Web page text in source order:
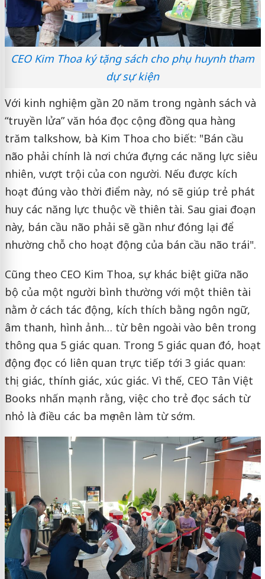
CEO Kim Thoa ký tặng sách cho phụ huynh tham
dự sự kiện
Với kinh nghiệm gần 20 năm trong ngành sách và
“truyền lửa” văn hóa đọc cộng đồng qua hàng
trăm talkshow, bà Kim Thoa cho biết: "Bán cầu
não phải chính là nơi chứa đựng các năng lực siêu
nhiên, vượt trội của con người. Nếu được kích
hoạt đúng vào thời điểm này, nó sẽ giúp trẻ phát
huy các năng lực thuộc về thiên tài. Sau giai đoạn
này, bán cầu não phải sẽ gần như đóng lại để
nhường chỗ cho hoạt động của bán cầu não trái".
Cũng theo CEO Kim Thoa, sự khác biệt giữa não
bộ của một người bình thường với một thiên tài
nằm ở cách tác động, kích thích bằng ngôn ngữ,
âm thanh, hình ảnh… từ bên ngoài vào bên trong
thông qua 5 giác quan. Trong 5 giác quan đó, hoạt
động đọc có liên quan trực tiếp tới 3 giác quan:
thị giác, thính giác, xúc giác. Vì thế, CEO Tân Việt
Books nhấn mạnh rằng, việc cho trẻ đọc sách từ
nhỏ là điều các ba mẹ nên làm từ sớm.